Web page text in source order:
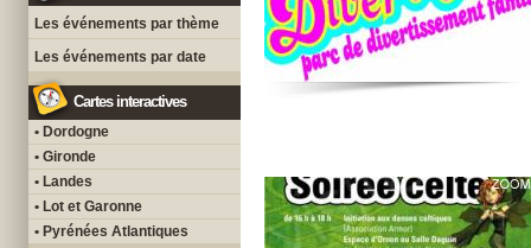
Les événements par thème
Les événements par date
Cartes interactives
• Dordogne
• Gironde
• Landes
• Lot et Garonne
• Pyrénées Atlantiques